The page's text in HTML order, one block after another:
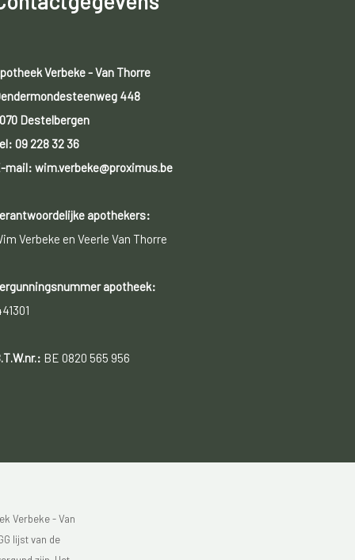
Verbeke - Van Thorre
448
Destelbergen
09 228 32 36
mail: wim.verbeke@proximus.be
apothekers:
Verbeke en Veerle Van Thorre
apotheek:
BE 0820 565 956
Verbeke - Van
lijst van de